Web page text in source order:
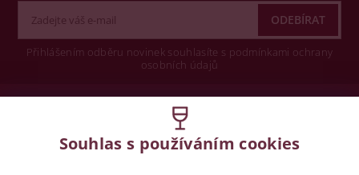
Přihlášením odběru novinek souhlasíte s podmínkami ochrany
osobních údajů
LegislativaSouhlas s používáním cookies